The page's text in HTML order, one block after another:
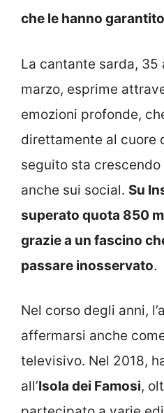
che le hanno
La cantante sarda, 35
marzo, esprime
emozioni profonde,
direttamente al cuore
seguito sta crescendo
anche sui social. Su
superato quota 850
grazie a un fascino
passare inosservato.
Nel corso degli anni,
affermarsi anche
televisivo. Nel 2018,
all’Isola dei Famosi,